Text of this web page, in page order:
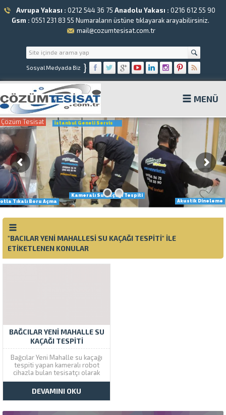
Avrupa Yakası : 0212 544 36 75 Anadolu Yakası : 0216 612 55 90
Gsm : 0551 231 83 55 Numaraların üstüne tıklayarak arayabilirsiniz.
mail@cozumtesisat.com.tr
Sosyal Medyada Biz }
MENÜ
Çözüm Tesisat
Kameralı Su Kaçağı Tespiti
Tıkalı Boru Açma
Akustik Dineleme
İstanbul Geneli Servis
"BACILAR YENI MAHALLESI SU KAÇAĞI TESPITI" ILE
ETIKETLENEN KONULAR
BAĞCILAR YENI MAHALLE SU
KAÇAĞI TESPITI
Bağcılar Yeni Mahalle su kaçağı
tespiti yapan kameralı robot
cihazla bulan tesisatçı olarak
kırmadan dökemden su kaçağı
bulma ve onarım servisi
vermekteyiz. Çözüm Tesisat su
kaçağı problemlerine Bağcılar
şubesi size bir telefon kadar
DEVAMINI OKU